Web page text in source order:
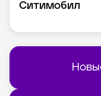
Ситимобил